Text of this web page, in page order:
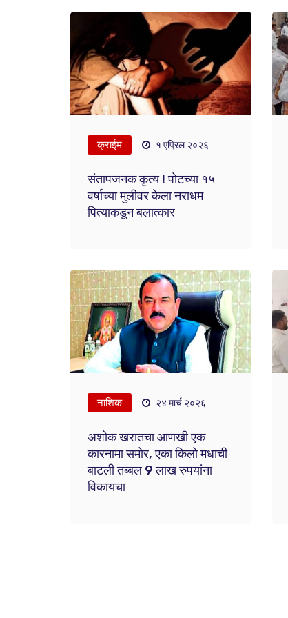
क्राईम १ एप्रिल २०२६
संतापजनक कृत्य ! पोटच्या १५
वर्षाच्या मुलीवर केला नराधम
पित्याकडून बलात्कार
नाशिक २४ मार्च २०२६
अशोक खरातचा आणखी एक
कारनामा समोर, एका किलो मधाची
बाटली तब्बल 9 लाख रुपयांना
विकायचा